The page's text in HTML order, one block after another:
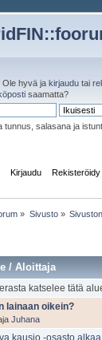
. Ole hyvä ja kirjaudu tai
saamatta?
tunnus, salasana ja
Kirjaudu Rekisteröidy
» Sivusto»
/Aloittaja
katselee tätä
lainaan oikein?
Juhana
kausio -osasto